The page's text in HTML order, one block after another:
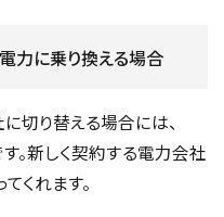
に乗り換える場合
切り替える場合には、
。新しく契約する電力会社
くれます。